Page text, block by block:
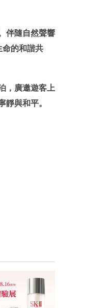
伴隨自然聲響
的和諧共
，廣邀遊客上
與和平。